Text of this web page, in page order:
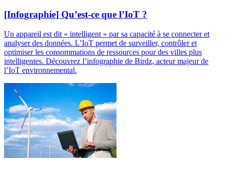
[Infographie] Qu’est-ce que l’IoT ?
Un appareil est dit « intelligent » par sa capacité à se connecter et
analyser des données. L’IoT permet de surveiller, contrôler et
optimiser les consommations de ressources pour des villes plus
intelligentes. Découvrez l’infographie de Birdz, acteur majeur de
l’IoT environnemental.